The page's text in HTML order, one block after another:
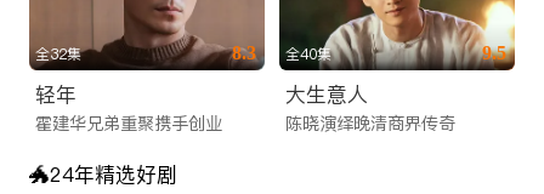
性，因此投入巨资优化传输线路。
央视/卫视全覆盖：支持CCTV-1、CCTV-4等央视核心频道，
以及湖南卫视、浙江卫视、东方卫视等一线地方卫视。
大型晚会同步：无论是备受瞩目的春节联欢晚会，还是各大卫视
全32集 8.3
轻年
霍建华兄弟重聚携手创业
全40集 9.5
大生意人
陈晓演绎晚清商界传奇
🐲24年精选好剧